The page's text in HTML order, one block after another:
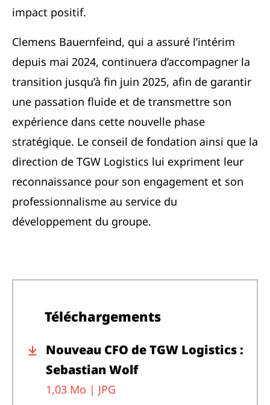
impact positif.
Clemens Bauernfeind, qui a assuré l’intérim
depuis mai 2024, continuera d’accompagner la
transition jusqu’à fin juin 2025, afin de garantir
une passation fluide et de transmettre son
expérience dans cette nouvelle phase
stratégique. Le conseil de fondation ainsi que la
direction de TGW Logistics lui expriment leur
reconnaissance pour son engagement et son
professionnalisme au service du
développement du groupe.
Téléchargements
Nouveau CFO de TGW Logistics :
Sebastian Wolf
1,03 Mo | JPG